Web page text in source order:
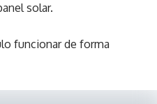
solar.
funcionar de forma